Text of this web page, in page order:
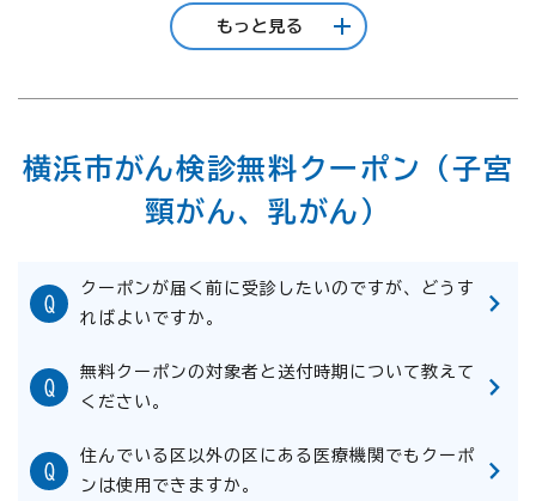
もっと見る
横浜市がん検診無料クーポン（子宮
頸がん、乳がん）
クーポンが届く前に受診したいのですが、どうす
ればよいですか。
無料クーポンの対象者と送付時期について教えて
ください。
住んでいる区以外の区にある医療機関でもクーポ
ンは使用できますか。